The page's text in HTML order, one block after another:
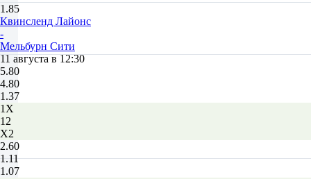
1.85
Квинсленд Лайонc
-
Мельбурн Сити
11 августа в 12:30
5.80
4.80
1.37
1X
12
X2
2.60
1.11
1.07